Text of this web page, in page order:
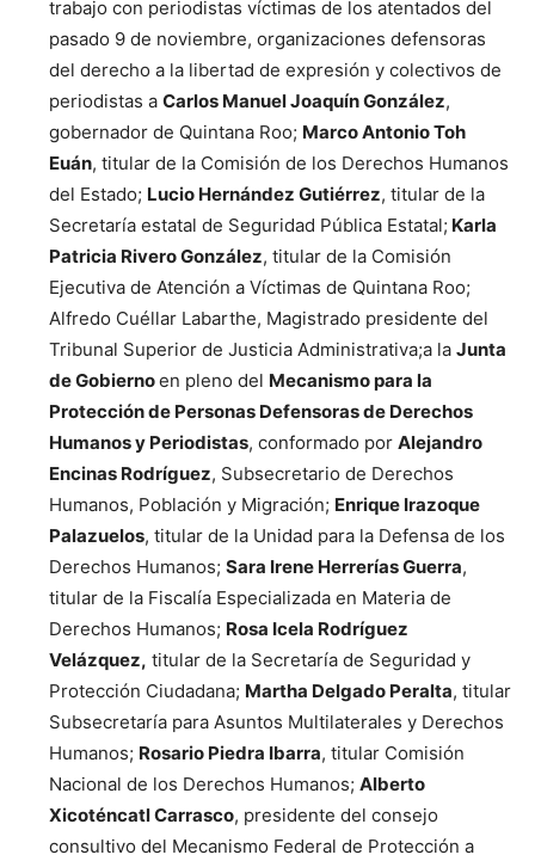
trabajo con periodistas víctimas de los atentados del
pasado 9 de noviembre, organizaciones defensoras
del derecho a la libertad de expresión y colectivos de
periodistas a Carlos Manuel Joaquín González,
gobernador de Quintana Roo; Marco Antonio Toh
Euán, titular de la Comisión de los Derechos Humanos
del Estado; Lucio Hernández Gutiérrez, titular de la
Secretaría estatal de Seguridad Pública Estatal; Karla
Patricia Rivero González, titular de la Comisión
Ejecutiva de Atención a Víctimas de Quintana Roo;
Alfredo Cuéllar Labarthe, Magistrado presidente del
Tribunal Superior de Justicia Administrativa;a la Junta
de Gobiernoen pleno del Mecanismo para la
Protección de Personas Defensoras de Derechos
Humanos y Periodistas, conformado por Alejandro
Encinas Rodríguez, Subsecretario de Derechos
Humanos, Población y Migración; Enrique Irazoque
Palazuelos, titular de la Unidad para la Defensa de los
Derechos Humanos; Sara Irene Herrerías Guerra,
titular de la Fiscalía Especializada en Materia de
Derechos Humanos; Rosa Icela Rodríguez
Velázquez, titular de la Secretaría de Seguridad y
Protección Ciudadana; Martha Delgado Peralta, titular
Subsecretaría para Asuntos Multilaterales y Derechos
Humanos; Rosario Piedra Ibarra, titular Comisión
Nacional de los Derechos Humanos; Alberto
Xicoténcatl Carrasco, presidente del consejo
consultivo del Mecanismo Federal de Protección a